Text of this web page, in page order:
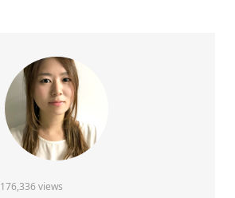
176,336 views